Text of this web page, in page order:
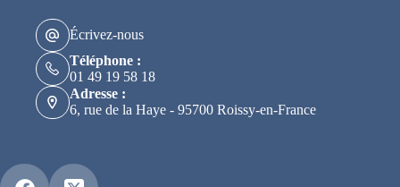
Écrivez-nous
Téléphone :
01 49 19 58 18
Adresse :
6, rue de la Haye - 95700 Roissy-en-France